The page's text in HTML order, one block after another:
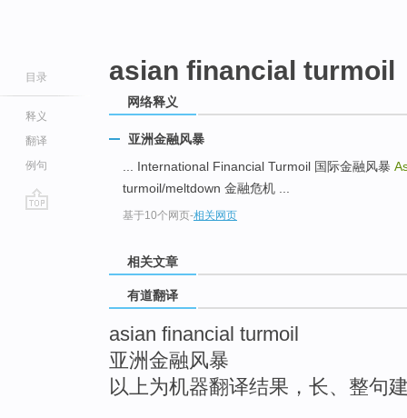
目录
释义
翻译
例句
asian financial turmoil
网络释义
亚洲金融风暴
... International Financial Turmoil 国际金融风暴
turmoil/meltdown 金融危机 ...
基于10个网页-相关网页
相关文章
有道翻译
asian financial turmoil
亚洲金融风暴
以上为机器翻译结果，长、整句